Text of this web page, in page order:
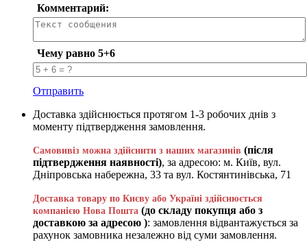
Комментарий:
Чему равно 5+6
Отправить
Доставка здійснюється протягом 1-3 робочих днів з
моменту підтвердження замовлення.
Самовивіз можна здійснити з наших магазинів (після
підтвердження наявності), за адресою: м. Київ, вул.
Дніпровська набережна, 33 та вул. Костянтинівська, 71
Доставка товару по Києву або Україні здійснюється
компанією Нова Пошта (до складу покупця або з
доставкою за адресою ): замовлення відвантажується за
рахунок замовника незалежно від суми замовлення.